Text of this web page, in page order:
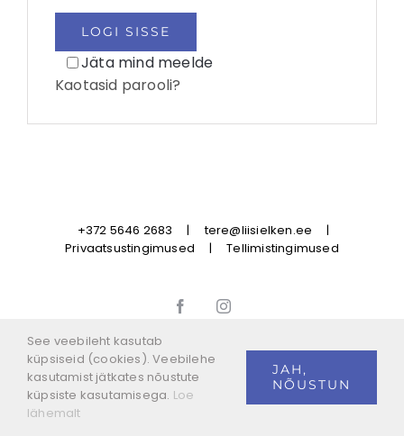
Jäta mind meelde
LOGI SISSE
Kaotasid parooli?
+372 5646 2683 |tere@liisielken.ee |
Privaatsustingimused |Tellimistingimused
FacebookInstagram
See veebileht kasutab
küpsiseid (cookies). Veebilehe
kasutamist jätkates nõustute
küpsiste kasutamisega. Loe
lähemalt
JAH,
NÕUSTUN